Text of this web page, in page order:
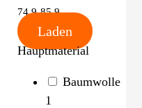
74.9 85.9
Laden
Hauptmaterial
Baumwolle
1